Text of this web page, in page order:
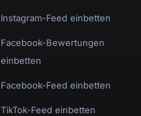
Instagram-Feed einbetten
Facebook-Bewertungen
einbetten
Facebook-Feed einbetten
TikTok-Feed einbetten